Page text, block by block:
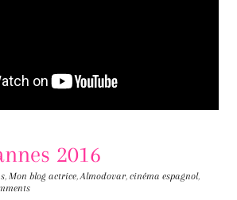
2016
,Mon blog actrice,Almodovar,cinéma espagnol,